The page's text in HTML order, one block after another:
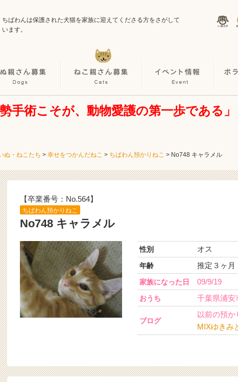
ちばわんは保護された犬猫を家族に迎えてくださる方をさがして
います。
手術こそが、動物愛護の第一歩である」
ぬ・ねこたち > 幸せをつかんだねこ > ちばわん預かりねこ > No748 キャラメル
【卒業番号：No.564】
ちばわん預かりねこ
No748 キャラメル
性別 オス
年齢 推定３ヶ月
家族になった日 09/9/19
おうち 千葉県浦安
ブログ
以前の預か
MIXゆきみ